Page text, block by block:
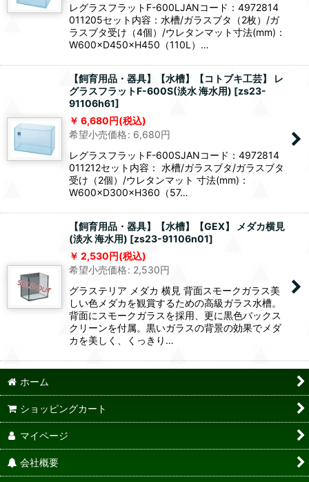
レグラスフラットF-600LJANコード：4972814
011205セット内容：水槽/ガラスブタ（2枚）/ガ
ラスブタ受け（4個）/ウレタンマット寸法(mm)：
W600×D450×H450（110L）…
【飼育用品・器具】【水槽】【コトブキ工芸】 レ
グラスフラットF-600S(淡水 海水用) [zs23-
91106h61]
6,680円(税込)
希望小売価格: 6,680円
レグラスフラットF-600SJANコード：4972814
011212セット内容： 水槽/ガラスブタ/ガラスブタ
受け（2個）/ウレタンマット 寸法(mm)：
W600×D300×H360（57…
【飼育用品・器具】【水槽】【GEX】 メダカ横見
(淡水 海水用) [zs23-91106n01]
2,530円(税込)
希望小売価格: 2,530円
グラステリア メダカ 横見 背面スモークガラス美
しい色メダカを観賞するための高級ガラス水槽。
背面にスモークガラスを採用、更に黒色バックス
クリーンを付属。黒いガラスの背景の効果でメダ
カを美しく、くっきり…
ホーム
ショッピングカート
マイページ
会社概要